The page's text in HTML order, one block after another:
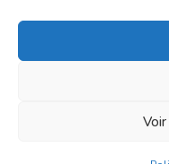
marché où l'on